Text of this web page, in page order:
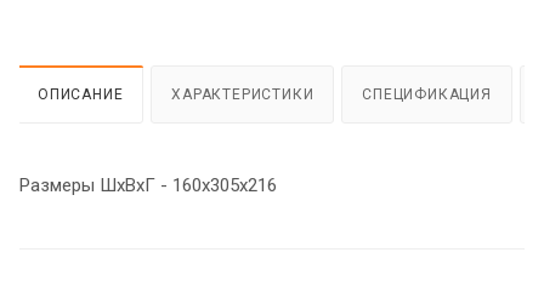
ОПИСАНИЕ ХАРАКТЕРИСТИКИ СПЕЦИФИКАЦИЯ
Размеры ШхВхГ - 160х305х216